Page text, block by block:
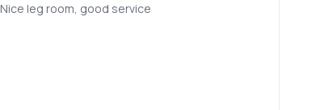
Nice leg room, good service